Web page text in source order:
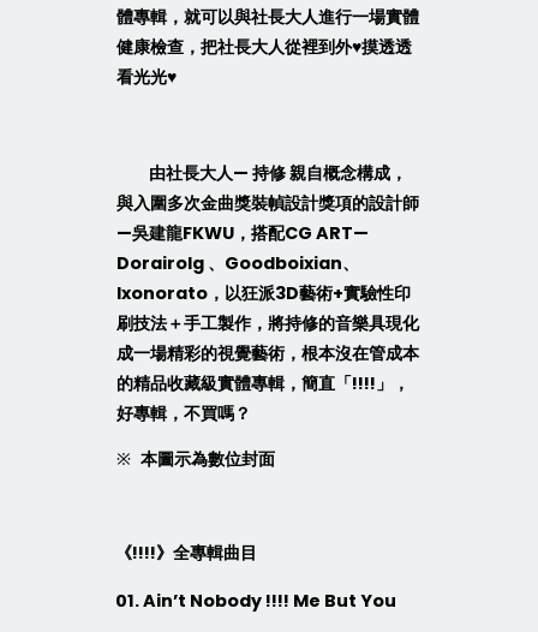
體專輯， 就可以與社長大人進行一場實體
健康檢查，把社長大人從裡到外♥摸透透
看光光♥
由社長大人—持修 親自概念構成，
與入圍多次金曲獎裝幀設計獎項的設計師
—吳建龍FKWU，搭配CG ART—
Dorairolg 、 Goodboixian、
Ixonorato，以狂派3D藝術+實驗性印
刷技法＋手工製作，將持修的音樂具現化
成一場精彩的視覺藝術，根本沒在管成本
的精品收藏級實體專輯，簡直「!!!!」，
好專輯，不買嗎？
※ 本圖示為數位封面
《!!!!》全專輯曲目
01. Ain’t Nobody !!!! Me But You